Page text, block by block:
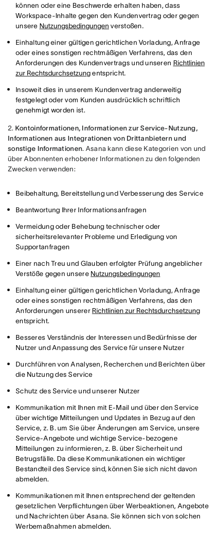
können oder eine Beschwerde erhalten haben, dass
Workspace-Inhalte gegen den Kundenvertrag oder gegen
unsere Nutzungsbedingungen verstoßen.
Einhaltung einer gültigen gerichtlichen Vorladung, Anfrage
oder eines sonstigen rechtmäßigen Verfahrens, das den
Anforderungen des Kundenvertrags und unseren Richtlinien
zur Rechtsdurchsetzungentspricht.
Insoweit dies in unserem Kundenvertrag anderweitig
festgelegt oder vom Kunden ausdrücklich schriftlich
genehmigt worden ist.
2. Kontoinformationen, Informationen zur Service-Nutzung,
Informationen aus Integrationen von Drittanbietern und
sonstige Informationen. Asana kann diese Kategorien von und
über Abonnenten erhobener Informationen zu den folgenden
Zwecken verwenden:
Beibehaltung, Bereitstellung und Verbesserung des Service
Beantwortung Ihrer Informationsanfragen
Vermeidung oder Behebung technischer oder
sicherheitsrelevanter Probleme und Erledigung von
Supportanfragen
Einer nach Treu und Glauben erfolgter Prüfung angeblicher
Verstöße gegen unsere Nutzungsbedingungen
Einhaltung einer gültigen gerichtlichen Vorladung, Anfrage
oder eines sonstigen rechtmäßigen Verfahrens, das den
Anforderungen unserer Richtlinien zur Rechtsdurchsetzung
entspricht.
Besseres Verständnis der Interessen und Bedürfnisse der
Nutzer und Anpassung des Service für unsere Nutzer
Durchführen von Analysen, Recherchen und Berichten über
die Nutzung des Service
Schutz des Service und unserer Nutzer
Kommunikation mit Ihnen mit E-Mail und über den Service
über wichtige Mitteilungen und Updates in Bezug auf den
Service, z. B. um Sie über Änderungen am Service, unsere
Service-Angebote und wichtige Service-bezogene
Mitteilungen zu informieren, z. B. über Sicherheit und
Betrugsfälle. Da diese Kommunikationen ein wichtiger
Bestandteil des Service sind, können Sie sich nicht davon
abmelden.
Kommunikationen mit Ihnen entsprechend der geltenden
gesetzlichen Verpflichtungen über Werbeaktionen, Angebote
und Nachrichten über Asana. Sie können sich von solchen
Werbemaßnahmen abmelden.